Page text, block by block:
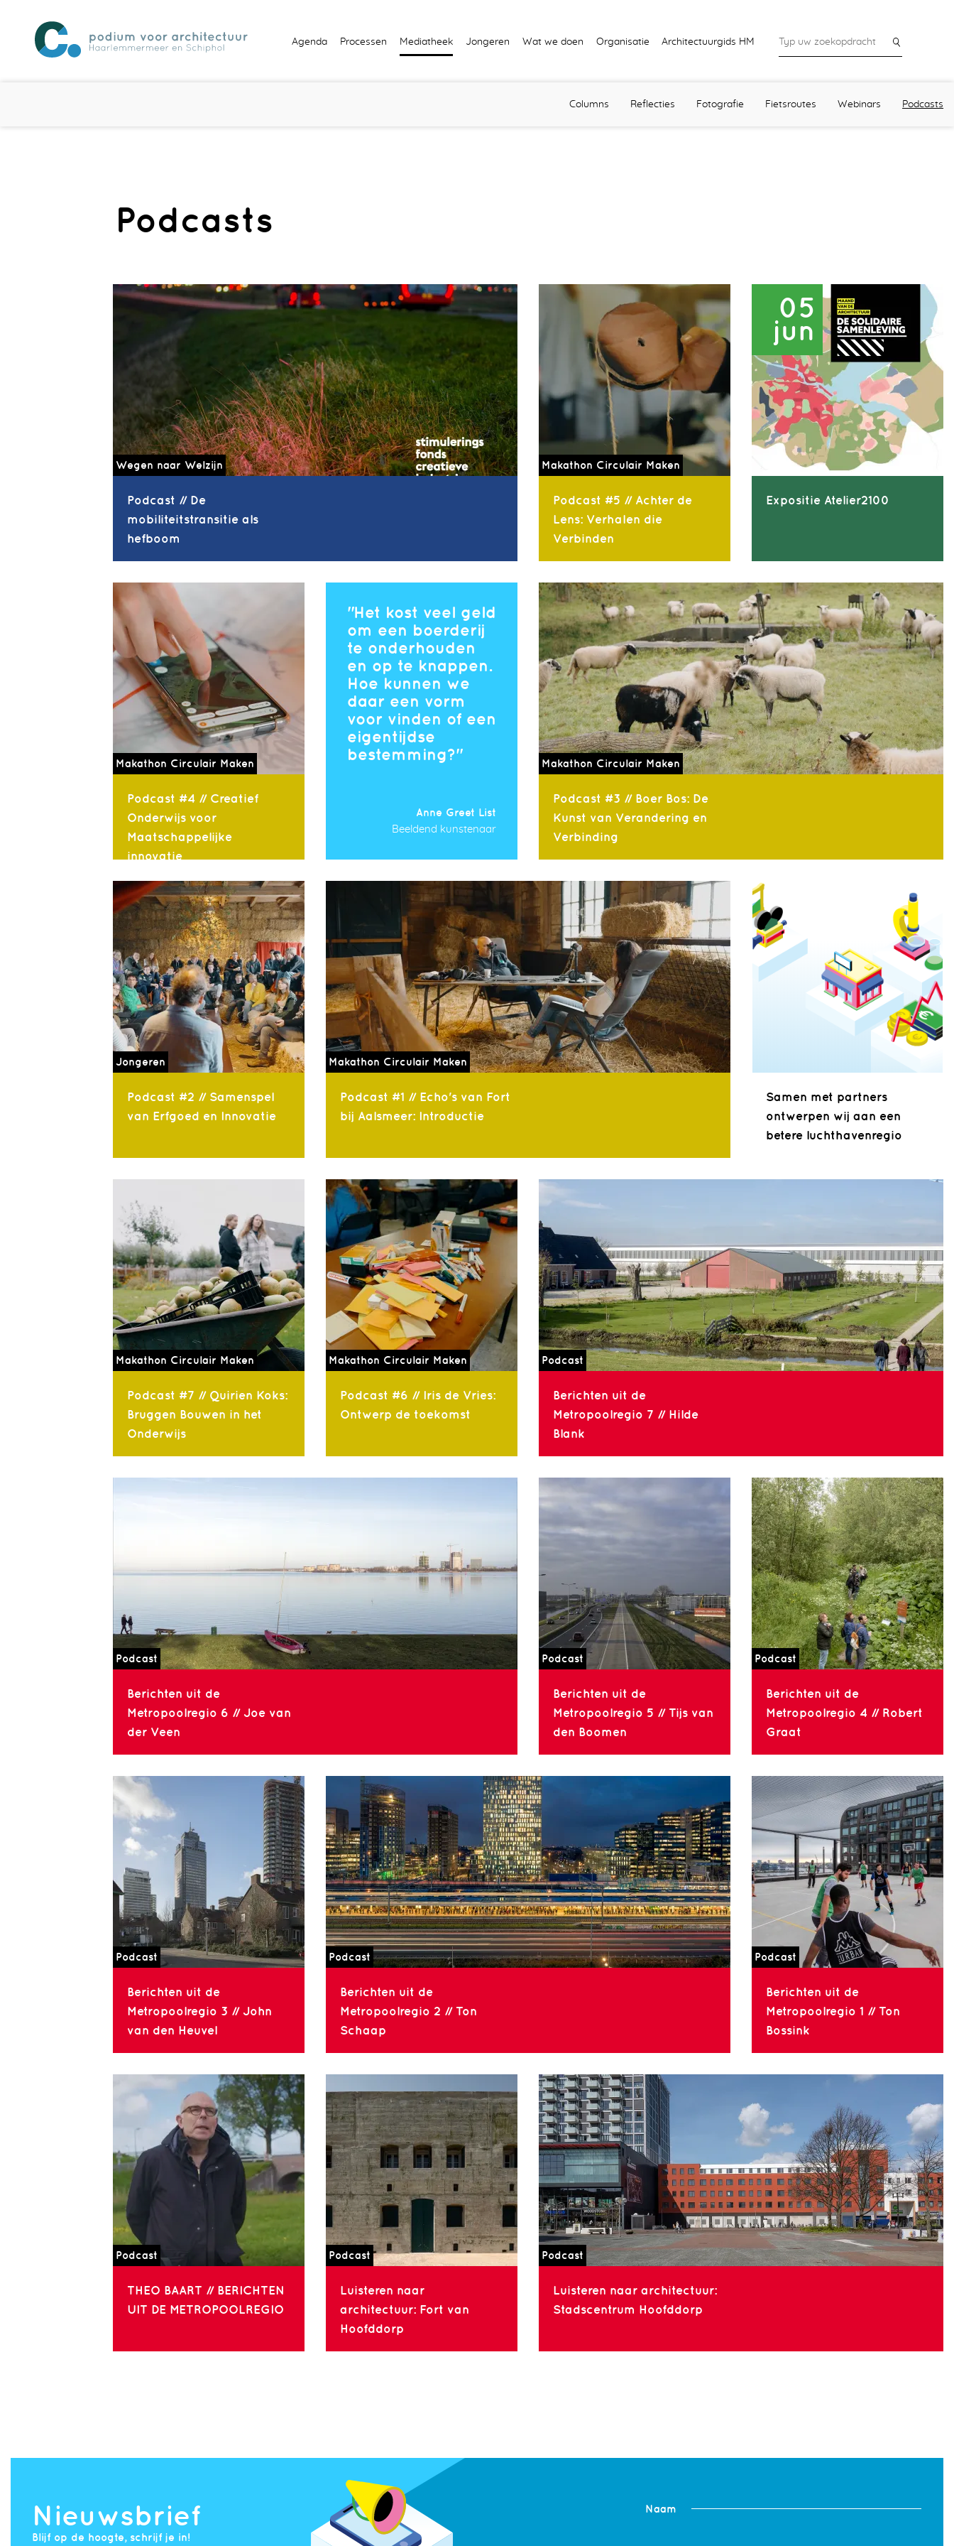
Agenda Processen Mediatheek Jongeren Wat we doen Organisatie Architectuurgids HM
Columns Reflecties Fotografie Fietsroutes Webinars Podcasts
Podcasts
Wegen naar Welzijn
Podcast // De
mobiliteitstransitie als
hefboom
Makathon Circulair Maken
Podcast #5 // Achter de
Lens: Verhalen die
Verbinden
05
jun
Expositie Atelier2100
Makathon Circulair Maken
Podcast #4 // Creatief
Onderwijs voor
Maatschappelijke
innovatie
Het kost veel geld
om een boerderij
te onderhouden
en op te knappen.
Hoe kunnen we
daar een vorm
voor vinden of een
eigentijdse
bestemming?
Anne Greet List
Beeldend kunstenaar
Makathon Circulair Maken
Podcast #3 // Boer Bos: De
Kunst van Verandering en
Verbinding
Jongeren
Podcast #2 // Samenspel
van Erfgoed en Innovatie
Makathon Circulair Maken
Podcast #1 // Echo's van Fort
bij Aalsmeer: Introductie
Samen met partners
ontwerpen wij aan een
betere luchthavenregio
Makathon Circulair Maken
Podcast #7 // Quirien Koks:
Bruggen Bouwen in het
Onderwijs
Makathon Circulair Maken
Podcast #6 // Iris de Vries:
Ontwerp de toekomst
Podcast
Berichten uit de
Metropoolregio 7 // Hilde
Blank
Podcast
Berichten uit de
Metropoolregio 6 // Joe van
der Veen
Podcast
Berichten uit de
Metropoolregio 5 // Tijs van
den Boomen
Podcast
Berichten uit de
Metropoolregio 4 // Robert
Graat
Podcast
Berichten uit de
Metropoolregio 3 // John
van den Heuvel
Podcast
Berichten uit de
Metropoolregio 2 // Ton
Schaap
Podcast
Berichten uit de
Metropoolregio 1 // Ton
Bossink
Podcast
THEO BAART // BERICHTEN
UIT DE METROPOOLREGIO
Podcast
Luisteren naar
architectuur: Fort van
Hoofddorp
Podcast
Luisteren naar architectuur:
Stadscentrum Hoofddorp
Nieuwsbrief
Blijf op de hoogte, schrijf je in!
Naam